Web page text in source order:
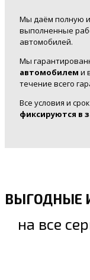
Мы даём полную и
выполненные
автомобилей.
Мы
автомобилем и
течение всего
Все условия и
фиксируются в
ВЫГОДНЫЕ
на все